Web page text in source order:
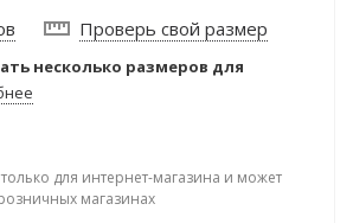
Проверь свой размер
несколько размеров для
для интернет-магазина и может
магазинах